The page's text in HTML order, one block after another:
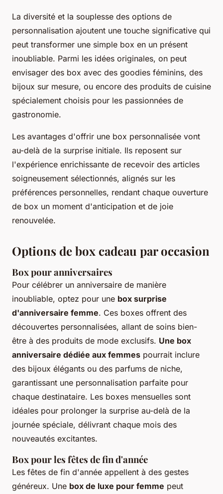
La diversité et la souplesse des options de
personnalisation ajoutent une touche significative qui
peut transformer une simple box en un présent
inoubliable. Parmi les idées originales, on peut
envisager des box avec des goodies féminins, des
bijoux sur mesure, ou encore des produits de cuisine
spécialement choisis pour les passionnées de
gastronomie.
Les avantages d'offrir une box personnalisée vont
au-delà de la surprise initiale. Ils reposent sur
l'expérience enrichissante de recevoir des articles
soigneusement sélectionnés, alignés sur les
préférences personnelles, rendant chaque ouverture
de box un moment d'anticipation et de joie
renouvelée.
Options de box cadeau par occasion
Box pour anniversaires
Pour célébrer un anniversaire de manière
inoubliable, optez pour une box surprise
d'anniversaire femme. Ces boxes offrent des
découvertes personnalisées, allant de soins bien-
être à des produits de mode exclusifs. Une box
anniversaire dédiée aux femmes pourrait inclure
des bijoux élégants ou des parfums de niche,
garantissant une personnalisation parfaite pour
chaque destinataire. Les boxes mensuelles sont
idéales pour prolonger la surprise au-delà de la
journée spéciale, délivrant chaque mois des
nouveautés excitantes.
Box pour les fêtes de fin d'année
Les fêtes de fin d'année appellent à des gestes
généreux. Une box de luxe pour femme peut